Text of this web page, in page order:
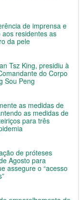
de imprensa e
aos residentes as
da pele
Tsz King, presidiu à
do Corpo
Sou Peng
as medidas de
as medidas de
para três
de próteses
Agosto para
assegure o “acesso